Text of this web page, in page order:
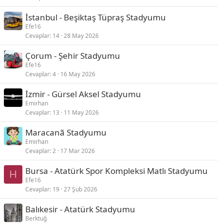
İstanbul - Beşiktaş Tüpraş Stadyumu
Efe16
Cevaplar 14 28 May 2026
Çorum - Şehir Stadyumu
Efe16
Cevaplar 4 16 May 2026
İzmir - Gürsel Aksel Stadyumu
Emirhan
Cevaplar 13 11 May 2026
Maracanã Stadyumu
Emirhan
Cevaplar 2 17 Mar 2026
H Bursa - Atatürk Spor Kompleksi Matlı Stadyumu
Efe16
Cevaplar 19 27 Şub 2026
Balıkesir - Atatürk Stadyumu
Berktuğ